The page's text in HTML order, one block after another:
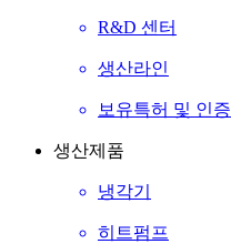
R&D 센터
생산라인
보유특허 및 인증
생산제품
냉각기
히트펌프